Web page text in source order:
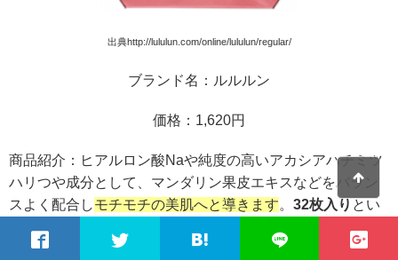
出典http://lululun.com/online/lululun/regular/
ブランド名：ルルルン
価格：1,620円
商品紹介：ヒアルロン酸Naや純度の高いアカシアハチミツ
ハリつや成分として、マンダリン果皮エキスなどをバラン
スよく配合しモチモチの美肌へと導きます。 32枚入り とい